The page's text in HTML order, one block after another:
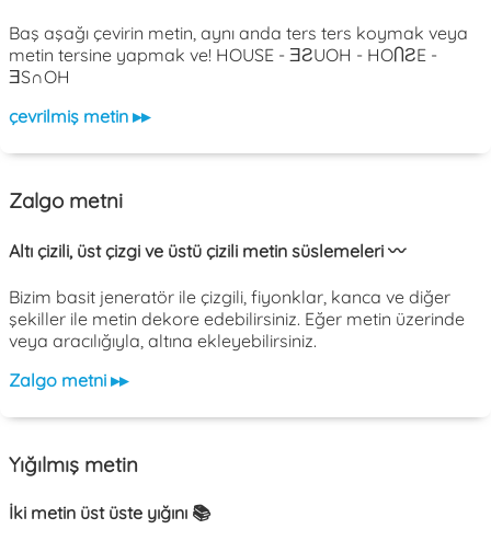
Baş aşağı çevirin metin, aynı anda ters ters koymak veya
metin tersine yapmak ve! HOUSE - ƎƧUOH - HOႶƧE -
ƎS∩OH
çevrilmiş metin ▸▸
Zalgo metni
Altı çizili, üst çizgi ve üstü çizili metin süslemeleri 〰️
Bizim basit jeneratör ile çizgili, fiyonklar, kanca ve diğer
şekiller ile metin dekore edebilirsiniz. Eğer metin üzerinde
veya aracılığıyla, altına ekleyebilirsiniz.
Zalgo metni ▸▸
Yığılmış metin
İki metin üst üste yığını 📚